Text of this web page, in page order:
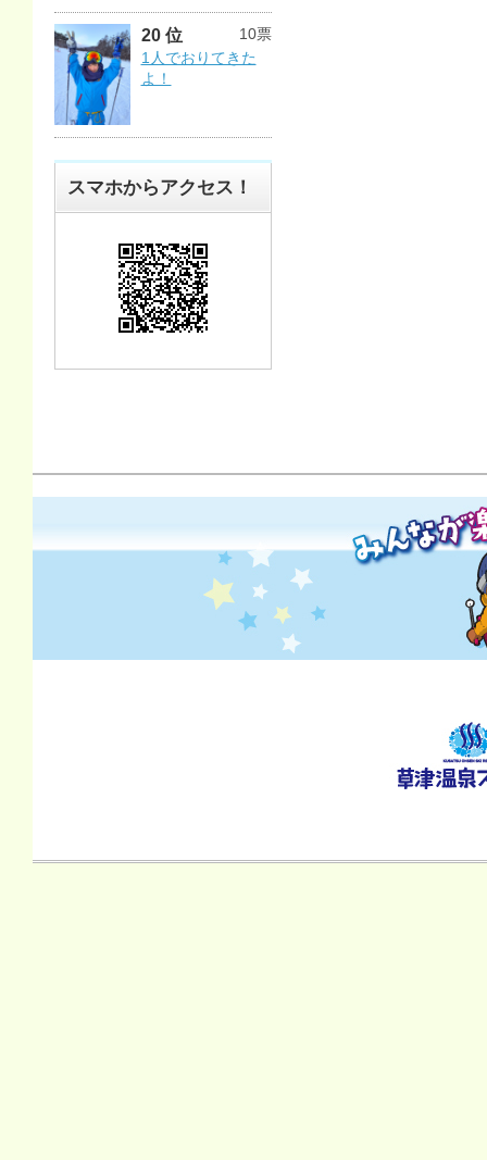
20 位
10票
1人でおりてきた
よ！
スマホからアクセス！